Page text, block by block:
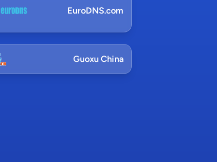
EuroDNS.com
Guoxu China